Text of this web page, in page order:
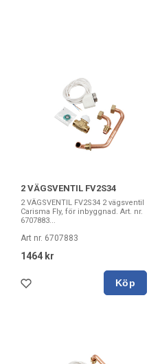
2 VÄGSVENTIL FV2S34
2 VÄGSVENTIL FV2S34 2 vägsventil
Carisma Fly, för inbyggnad. Art. nr.
6707883...
Art nr. 6707883
1464 kr
Köp